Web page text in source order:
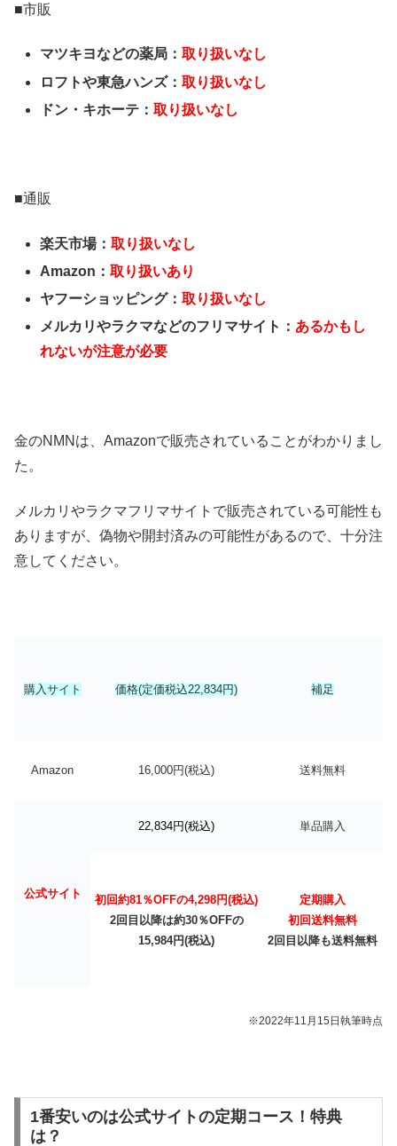
■市販
マツキヨなどの薬局：取り扱いなし
ロフトや東急ハンズ：取り扱いなし
ドン・キホーテ：取り扱いなし
■通販
楽天市場：取り扱いなし
Amazon：取り扱いあり
ヤフーショッピング：取り扱いなし
メルカリやラクマなどのフリマサイト： あるかもし
れないが注意が必要
金のNMNは、Amazonで販売されていることがわかりまし
た。
メルカリやラクマフリマサイトで販売されている可能性も
ありますが、偽物や開封済みの可能性があるので、十分注
意してください。
購入サイト 価格(定価税込22,834円) 補足
Amazon 16,000円(税込) 送料無料
公式サイト
22,834円(税込) 単品購入
初回約81％OFFの4,298円(税込)
2回目以降は約30％OFFの
15,984円(税込)
定期購入
初回送料無料
2回目以降も送料無料
※2022年11月15日執筆時点
1番安いのは公式サイトの定期コース！特典
は？